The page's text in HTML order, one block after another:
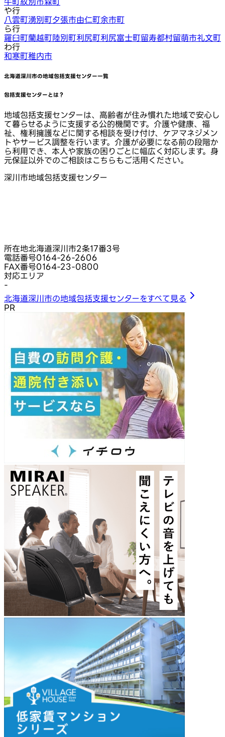
や行
八雲町湧別町夕張市由仁町余市町
ら行
羅臼町蘭越町陸別町利尻町利尻富士町留寿都村留萌市礼文町
わ行
和寒町稚内市
北海道深川市の地域包括支援センター一覧
包括支援センターとは？
地域包括支援センターは、高齢者が住み慣れた地域で安心し
て暮らせるように支援する公的機関です。介護や健康、福
祉、権利擁護などに関する相談を受け付け、ケアマネジメン
トやサービス調整を行います。介護が必要になる前の段階か
ら利用でき、本人や家族の困りごとに幅広く対応します。身
元保証以外でのご相談はこちらもご活用ください。
深川市地域包括支援センター
所在地北海道深川市2条17番3号
電話番号0164-26-2606
FAX番号0164-23-0800
対応エリア
-
北海道深川市の地域包括支援センターをすべて見る
PR